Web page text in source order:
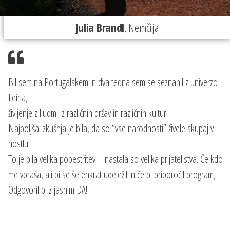
Julia Brandl, Nemčija
Bil sem na Portugalskem in dva tedna sem se seznanil z univerzo
Leiria,
življenje z ljudmi iz različnih držav in različnih kultur.
Najboljša izkušnja je bila, da so “vse narodnosti” živele skupaj v
hostlu.
To je bila velika popestritev – nastala so velika prijateljstva. Če kdo
me vpraša, ali bi se še enkrat udeležil in če bi priporočil program,
Odgovoril bi z jasnim DA!